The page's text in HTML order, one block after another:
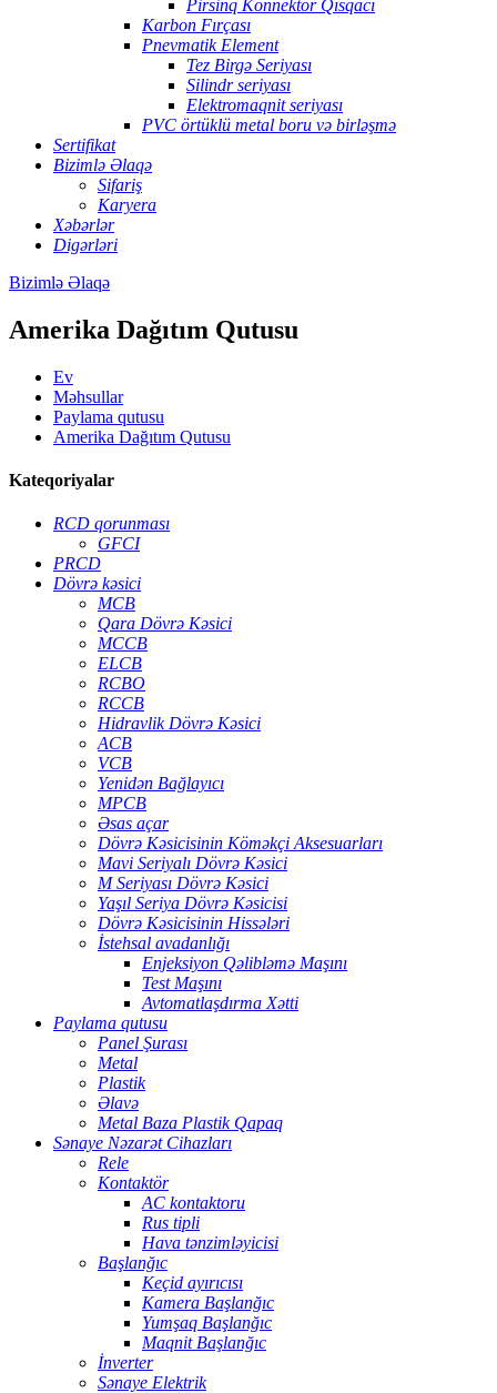
Pirsinq Konnektor Qısqacı
Karbon Fırçası
Pnevmatik Element
Tez Birgə Seriyası
Silindr seriyası
Elektromaqnit seriyası
PVC örtüklü metal boru və birləşmə
Sertifikat
Bizimlə Əlaqə
Sifariş
Karyera
Xəbərlər
Digərləri
Bizimlə Əlaqə
Amerika Dağıtım Qutusu
Ev
Məhsullar
Paylama qutusu
Amerika Dağıtım Qutusu
Kateqoriyalar
RCD qorunması
GFCI
PRCD
Dövrə kəsici
MCB
Qara Dövrə Kəsici
MCCB
ELCB
RCBO
RCCB
Hidravlik Dövrə Kəsici
ACB
VCB
Yenidən Bağlayıcı
MPCB
Əsas açar
Dövrə Kəsicisinin Köməkçi Aksesuarları
Mavi Seriyalı Dövrə Kəsici
M Seriyası Dövrə Kəsici
Yaşıl Seriya Dövrə Kəsicisi
Dövrə Kəsicisinin Hissələri
İstehsal avadanlığı
Enjeksiyon Qəlibləmə Maşını
Test Maşını
Avtomatlaşdırma Xətti
Paylama qutusu
Panel Şurası
Metal
Plastik
Əlavə
Metal Baza Plastik Qapaq
Sənaye Nəzarət Cihazları
Rele
Kontaktör
AC kontaktoru
Rus tipli
Hava tənzimləyicisi
Başlanğıc
Keçid ayırıcısı
Kamera Başlanğıc
Yumşaq Başlanğıc
Maqnit Başlanğıc
İnverter
Sənaye Elektrik